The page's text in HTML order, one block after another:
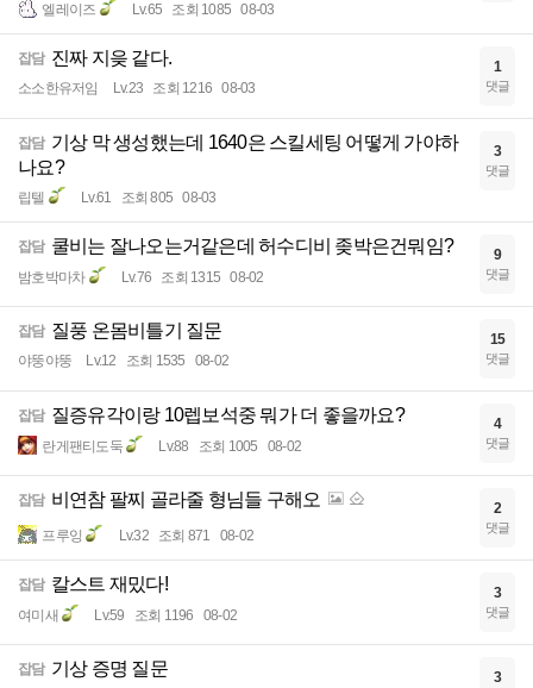
엘레이즈 Lv.65 조회 1085 08-03
잡담 진짜 지읒 같다.
소소한유저임 Lv.23 조회 1216 08-03
1
댓글
잡담 기상 막 생성했는데 1640은 스킬세팅 어떻게 가야하
나요?
립텔 Lv.61 조회 805 08-03
3
댓글
잡담 쿨비는 잘나오는거같은데 허수디비 좆박은건뭐임?
밤호박마차 Lv.76 조회 1315 08-02
9
댓글
잡담 질풍 온몸비틀기 질문
야뚱야뚱 Lv.12 조회 1535 08-02
15
댓글
잡담 질증유각이랑 10렙보석중 뭐가 더 좋을까요?
란게팬티도둑 Lv.88 조회 1005 08-02
4
댓글
잡담 비연참 팔찌 골라줄 형님들 구해오
프루잉 Lv.32 조회 871 08-02
2
댓글
잡담 칼스트 재밌다!
여미새 Lv.59 조회 1196 08-02
3
댓글
잡담 기상 증명 질문 3